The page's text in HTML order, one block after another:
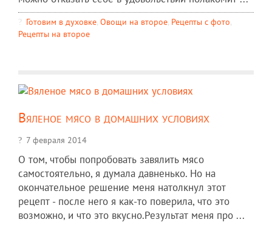
Готовим в духовке, Овощи на второе, Рецепты c фото,
Рецепты на второе
Вяленое мясо в домашних условиях
7 февраля 2014
О том, чтобы попробовать завялить мясо
самостоятельно, я думала давненько. Но на
окончательное решение меня натолкнул этот
рецепт - после него я как-то поверила, что это
возможно, и что это вкусно.Результат меня про ...